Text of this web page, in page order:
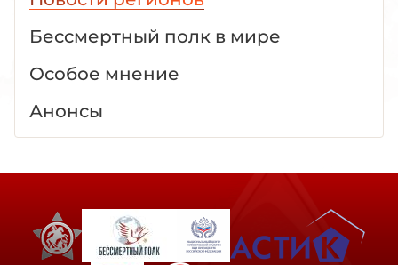
Бессмертный полк в мире
Особое мнение
Анонсы